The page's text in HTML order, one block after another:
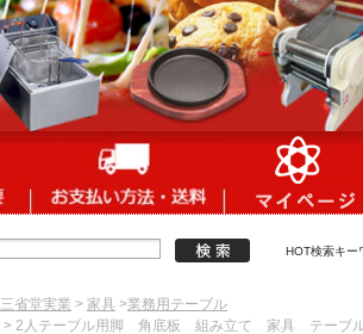
HOT検索キー
三省堂実業 > 家具 >業務用テーブル
> 2人テーブル用脚 角底板 組み立て 家具 テー